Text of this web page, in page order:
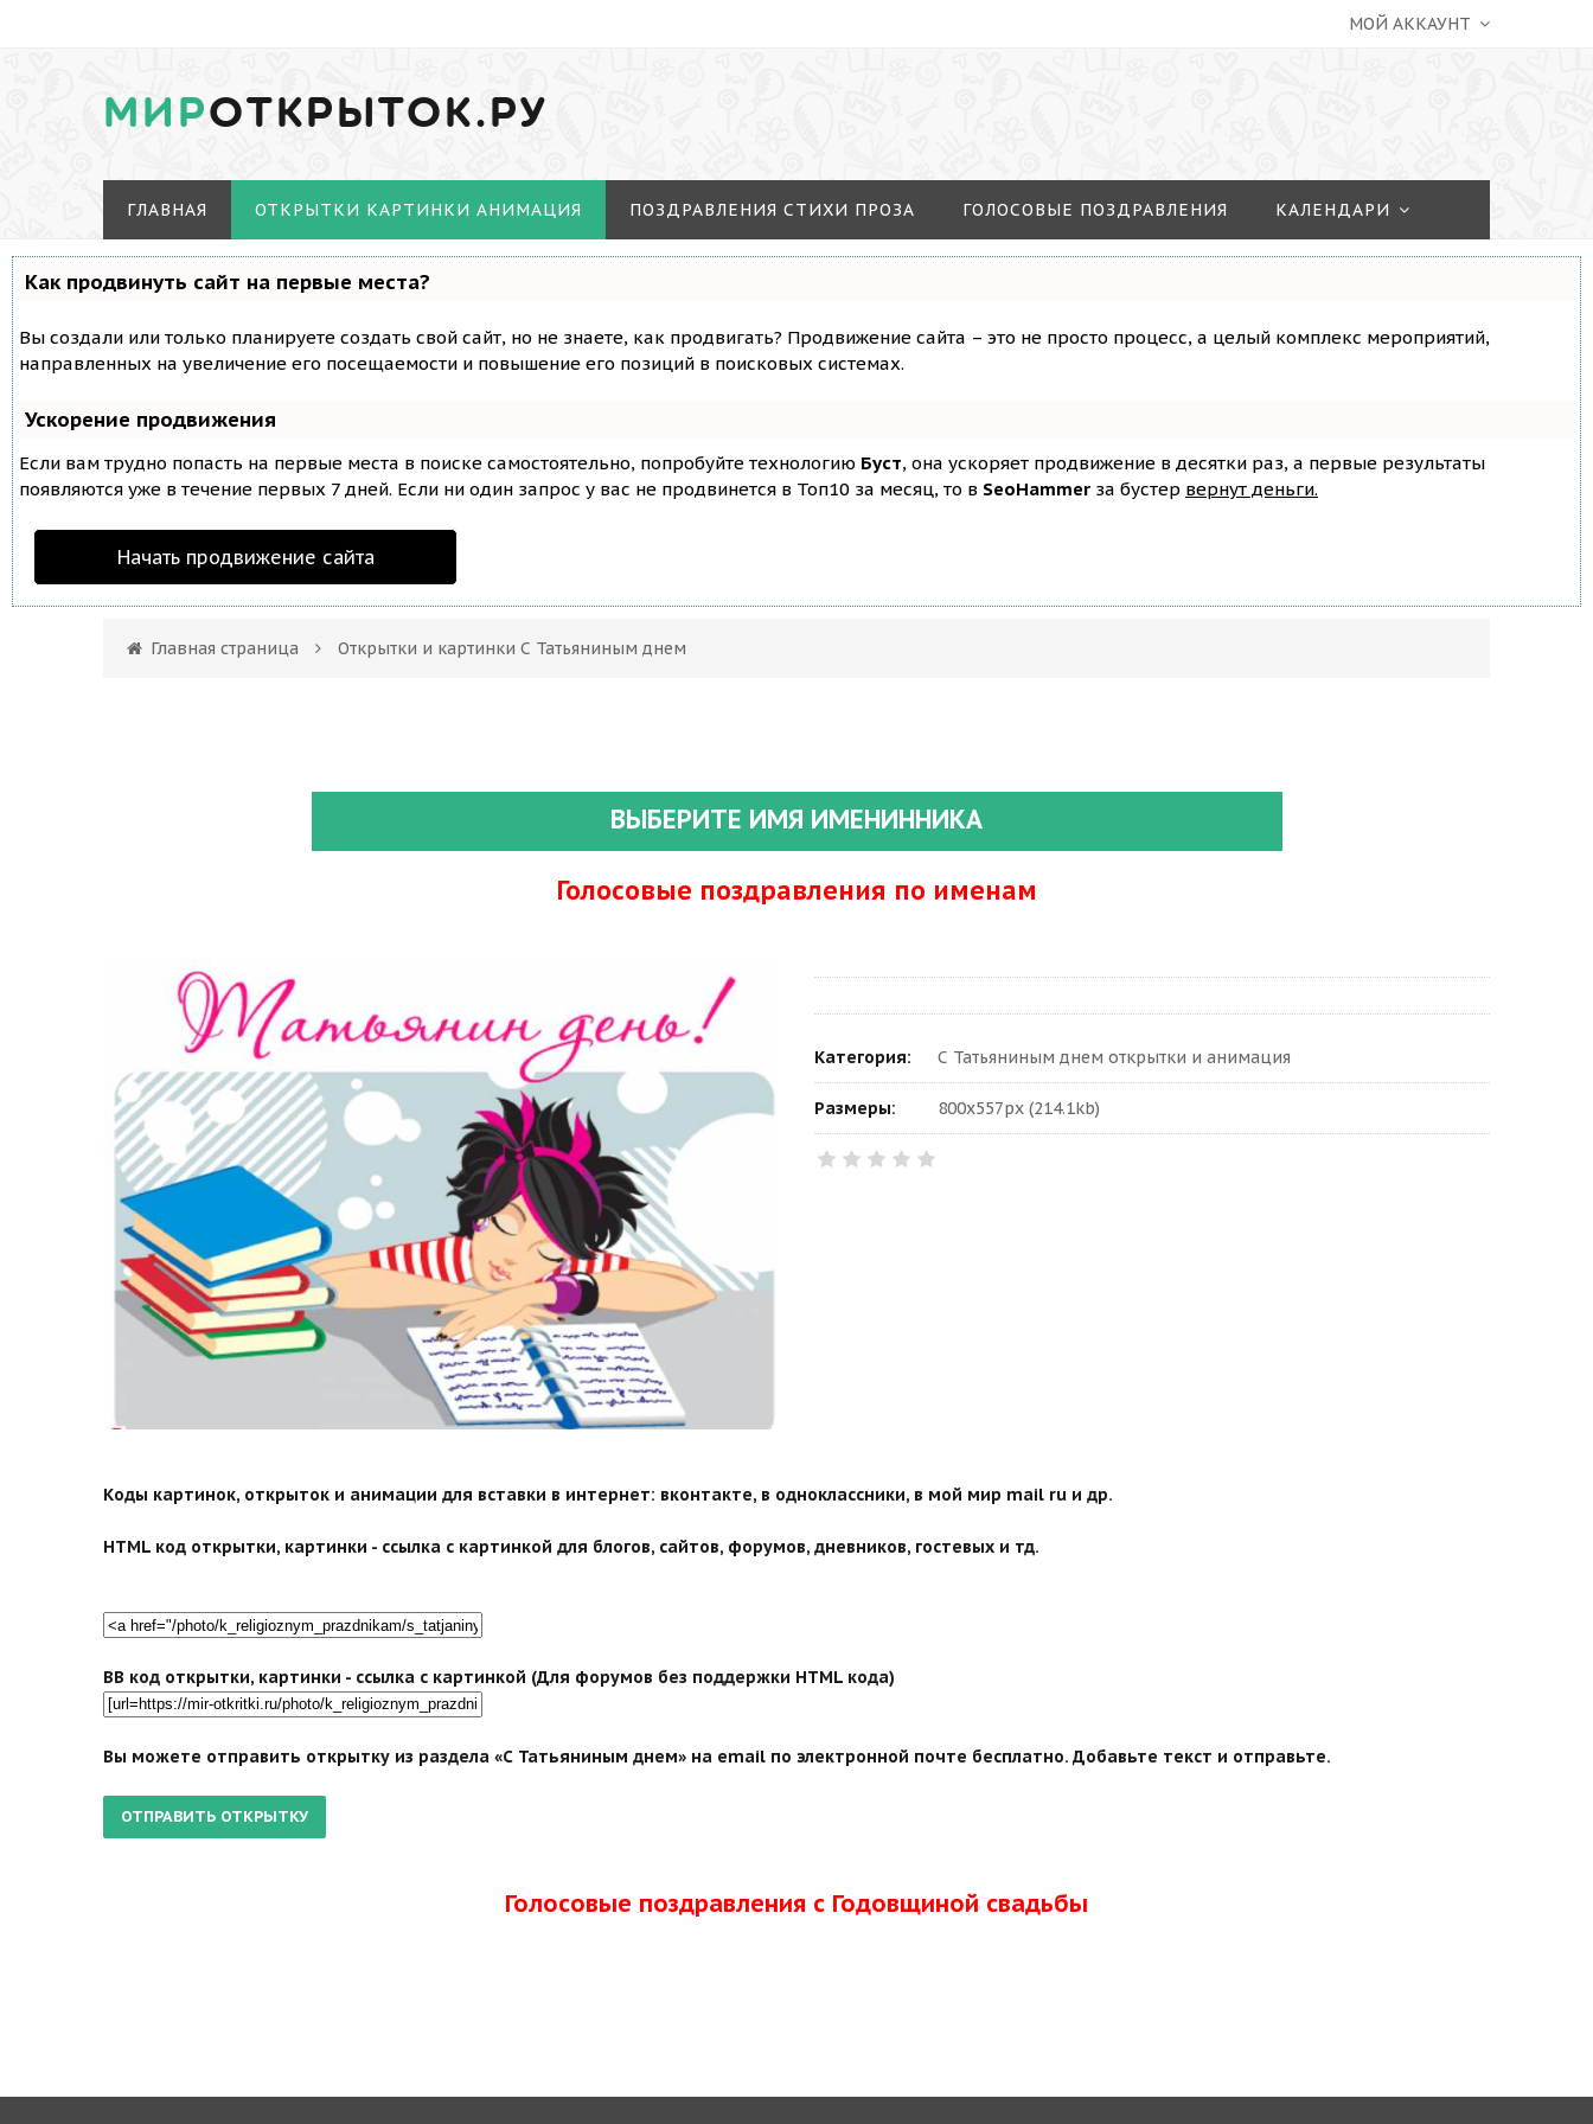
МОЙ АККАУНТ
МИРОТКРЫТОК.РУ
ГЛАВНАЯ ОТКРЫТКИ КАРТИНКИ АНИМАЦИЯ ПОЗДРАВЛЕНИЯ СТИХИ ПРОЗА ГОЛОСОВЫЕ ПОЗДРАВЛЕНИЯ КАЛЕНДАРИ
Как продвинуть сайт на первые места?
Вы создали или только планируете создать свой сайт, но не знаете, как продвигать? Продвижение сайта – это не просто процесс, а целый комплекс мероприятий,
направленных на увеличение его посещаемости и повышение его позиций в поисковых системах.
Ускорение продвижения
Если вам трудно попасть на первые места в поиске самостоятельно, попробуйте технологию Буст, она ускоряет продвижение в десятки раз, а первые результаты
появляются уже в течение первых 7 дней. Если ни один запрос у вас не продвинется в Топ10 за месяц, то в SeoHammer за бустер вернут деньги.
Начать продвижение сайта
Главная страница Открытки и картинки С Татьяниным днем
ВЫБЕРИТЕ ИМЯ ИМЕНИННИКА
Голосовые поздравления по именам
Категория: С Татьяниным днем открытки и анимация
Размеры: 800x557px (214.1kb)
Коды картинок, открыток и анимации для вставки в интернет: вконтакте, в одноклассники, в мой мир mail ru и др.
HTML код открытки, картинки - ссылка с картинкой для блогов, сайтов, форумов, дневников, гостевых и тд.
BB код открытки, картинки - ссылка с картинкой (Для форумов без поддержки HTML кода)
Вы можете отправить открытку из раздела «С Татьяниным днем» на email по электронной почте бесплатно. Добавьте текст и отправьте.
Голосовые поздравления с Годовщиной свадьбы